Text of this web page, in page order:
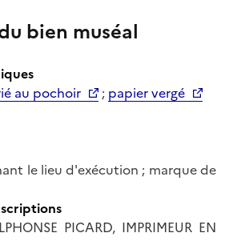
bien muséal
au pochoir ; papier vergé
le lieu d'exécution ; marque de
PICARD, IMPRIMEUR EN